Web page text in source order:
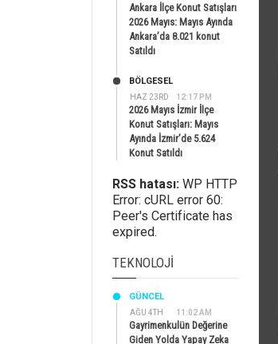
Ankara İlçe Konut Satışları
2026 Mayıs: Mayıs Ayında
Ankara’da 8.021 konut
Satıldı
HAZ 23RD 12:17 PM
BÖLGESEL
2026 Mayıs İzmir İlçe
Konut Satışları: Mayıs
Ayında İzmir’de 5.624
Konut Satıldı
RSS hatası: WP HTTP
Error: cURL error 60:
Peer's Certificate has
expired.
TEKNOLOJI
AĞU 4TH 11:02 AM
GÜNCEL
Gayrimenkulün Değerine
Giden Yolda Yapay Zeka